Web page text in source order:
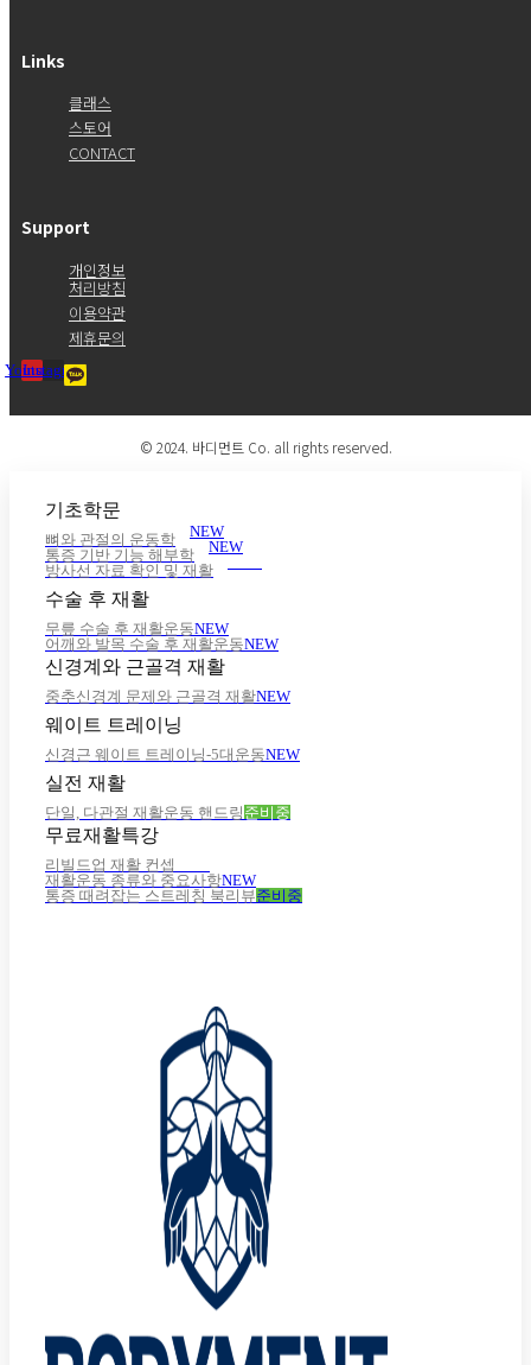
Links
클래스
스토어
CONTACT
Support
개인정보
처리방침
이용약관
제휴문의
Youtube
Instagram
© 2024. 바디먼트 Co. all rights reserved.
기초학문
뼈와 관절의 운동학
NEW
통증 기반 기능 해부학
NEW
방사선 자료 확인 및 재활
수술 후 재활
무릎 수술 후 재활운동NEW
어깨와 발목 수술 후 재활운동NEW
신경계와 근골격 재활
중추신경계 문제와 근골격 재활NEW
웨이트 트레이닝
신경근 웨이트 트레이닝-5대운동NEW
실전 재활
단일, 다관절 재활운동 핸드링 준비중
무료재활특강
리빌드업 재활 컨셉
재활운동 종류와 중요사항NEW
통증 때려잡는 스트레칭 북리뷰준비중